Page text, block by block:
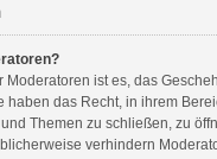
Moderatoren ist es, das
haben das Recht, in ihrem
Themen zu schließen, zu
verhindern